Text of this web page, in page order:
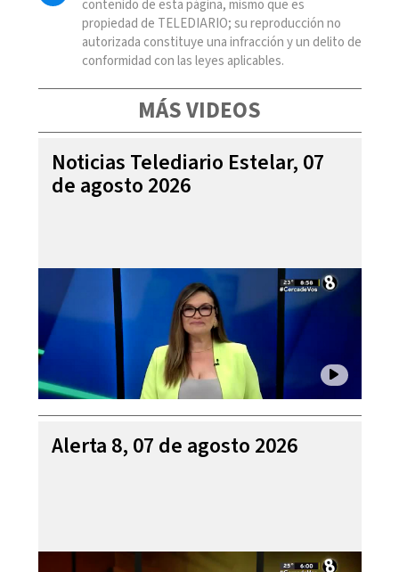
contenido de esta página, mismo que es
propiedad de TELEDIARIO; su reproducción no
autorizada constituye una infracción y un delito de
conformidad con las leyes aplicables.
MÁS VIDEOS
Noticias Telediario Estelar, 07
de agosto 2026
Alerta 8, 07 de agosto 2026